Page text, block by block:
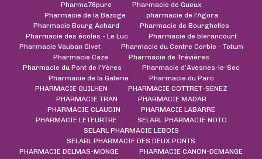
Pharma78pure
Pharmacie de Gueux
Pharmacie de la Bazoge
pharmacie de l'Agora
Pharmacie Bourg Achard
Pharmacie de Bourghelles
Pharmacie des écoles - Le Luc
Pharmacie de blerancourt
Pharmacie Vauban Givet
Pharmacie du Centre Corbie - Totum
Pharmacie Caze
Pharmacie de Trévières
Pharmacie du Pont de l'Yères
Pharmacie d’Avesnes-le-Sec
Pharmacie de la Galerie
Pharmacie du Parc
PHARMACIE GUILHEN
PHARMACIE COTTRET-SENEZ
PHARMACIE TRAN
PHARMACIE MADAR
PHARMACIE CLAUDIN
PHARMACIE LABARRE
PHARMACIE LETEURTRE
SELARL PHARMACIE NOTO
SELARL PHARMACIE LEBOIS
SELARL PHARMACIE DES DEUX PONTS
PHARMACIE DELMAS-MONGE
PHARMACIE CANON-DEMANGE